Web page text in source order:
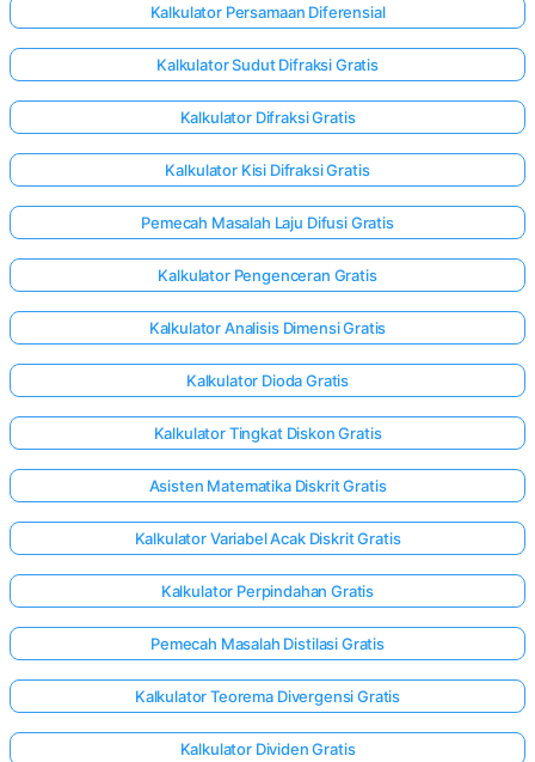
Masuk
di sini!
Kalkulator Persamaan Diferensial
Kalkulator Sudut Difraksi Gratis
Kalkulator Difraksi Gratis
Kalkulator Kisi Difraksi Gratis
Pemecah Masalah Laju Difusi Gratis
Kalkulator Pengenceran Gratis
Kalkulator Analisis Dimensi Gratis
Kalkulator Dioda Gratis
Kalkulator Tingkat Diskon Gratis
Asisten Matematika Diskrit Gratis
Kalkulator Variabel Acak Diskrit Gratis
Kalkulator Perpindahan Gratis
Pemecah Masalah Distilasi Gratis
Kalkulator Teorema Divergensi Gratis
Kalkulator Dividen Gratis